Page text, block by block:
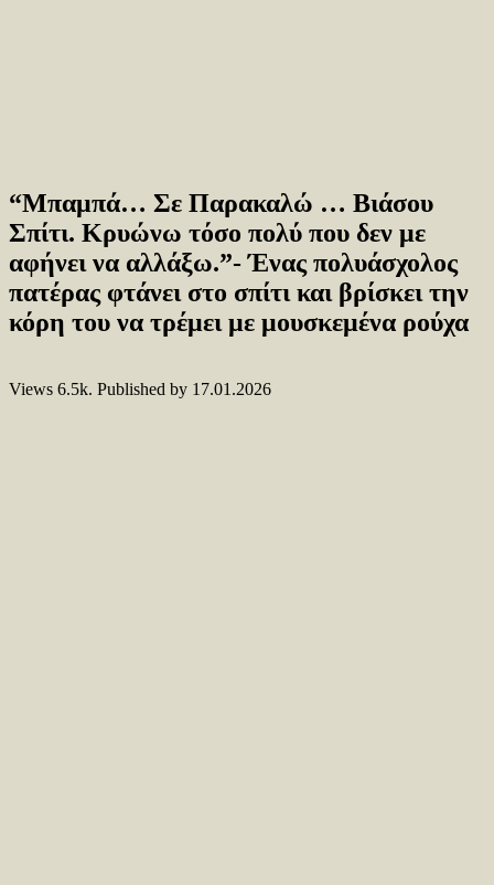
“Μπαμπά… Σε Παρακαλώ … Βιάσου
Σπίτι. Κρυώνω τόσο πολύ που δεν με
αφήνει να αλλάξω.”- Ένας πολυάσχολος
πατέρας φτάνει στο σπίτι και βρίσκει την
κόρη του να τρέμει με μουσκεμένα ρούχα
Views 6.5k. Published by 17.01.2026